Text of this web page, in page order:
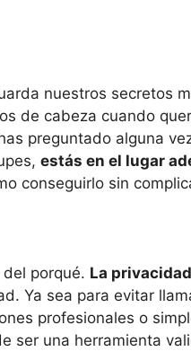
nuestros secretos
de cabeza cuando
preguntado alguna
estás en el lugar
conseguirlo sin
porqué. La
Ya sea para evitar
profesionales o
ser una herramienta